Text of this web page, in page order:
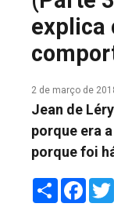
FALE CONOSCO
explica
2 de março de
Jean de
porque era
porque foi
Share